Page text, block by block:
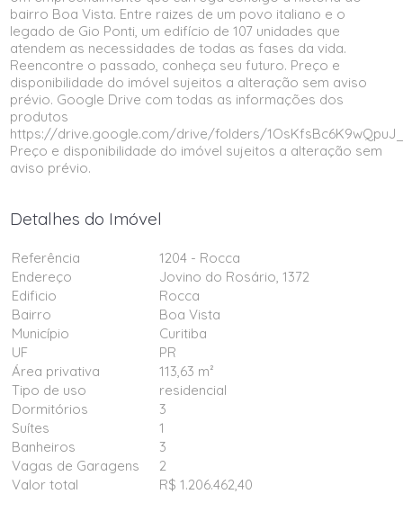
bairro Boa Vista. Entre raizes de um povo italiano e o
legado de Gio Ponti, um edifício de 107 unidades que
atendem as necessidades de todas as fases da vida.
Reencontre o passado, conheça seu futuro. Preço e
disponibilidade do imóvel sujeitos a alteração sem aviso
prévio. Google Drive com todas as informações dos
produtos
https://drive.google.com/drive/folders/
Preço e disponibilidade do imóvel sujeitos a alteração sem
aviso prévio.
Detalhes do Imóvel
Referência
1204 - Rocca
Endereço
Jovino do Rosário, 1372
Edificio
Rocca
Bairro
Boa Vista
Município
Curitiba
UF
PR
Área privativa
113,63 m²
Tipo de uso
residencial
Dormitórios
3
Suítes
1
Banheiros
3
Vagas de Garagens
2
Valor total
R$ 1.206.462,40